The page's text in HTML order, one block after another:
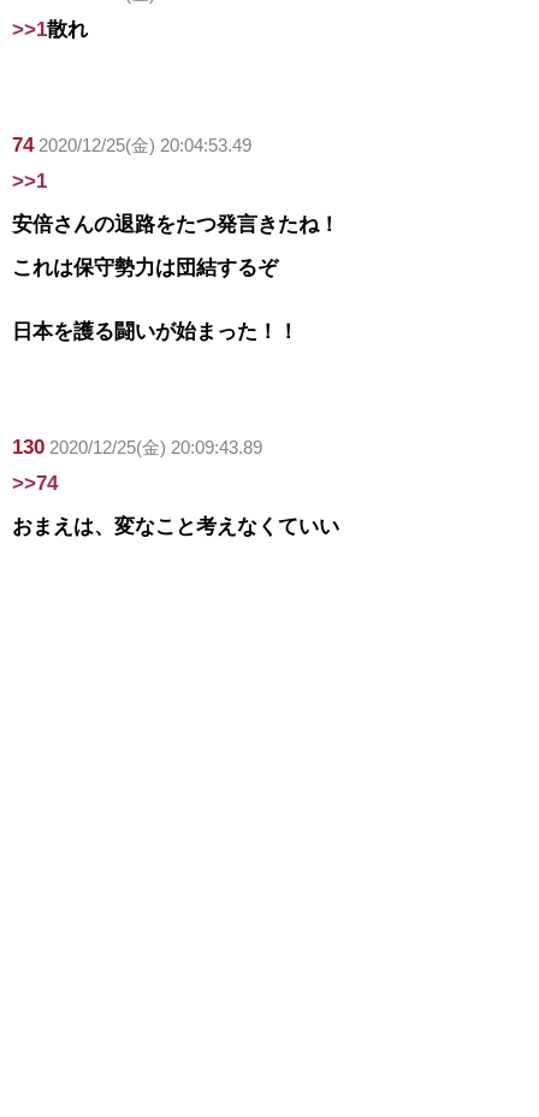
>>1散れ
74 2020/12/25(金) 20:04:53.49
>>1
安倍さんの退路をたつ発言きたね！
これは保守勢力は団結するぞ
日本を護る闘いが始まった！！
130 2020/12/25(金) 20:09:43.89
>>74
おまえは、変なこと考えなくていい